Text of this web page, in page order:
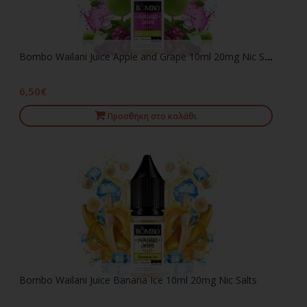
Bombo Wailani Juice Apple and Grape 10ml 20mg Nic Salts
6,50€
Προσθήκη στο καλάθι
Bombo Wailani Juice Banana Ice 10ml 20mg Nic Salts